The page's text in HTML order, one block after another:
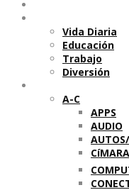
Vida Diaria
Educación
Trabajo
Diversión
A-C
APPS
AUDIO